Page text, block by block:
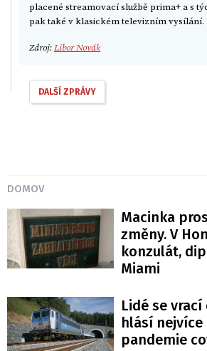
placené streamovací službě prima+ a s
pak také v klasickém televizním vysílání.
Zdroj:Libor Novák
DALŠÍ ZPRÁVY
DOMOV
Macinka
změny. V
konzulát,
Miami
Lidé se vrací
hlásí
pandemie